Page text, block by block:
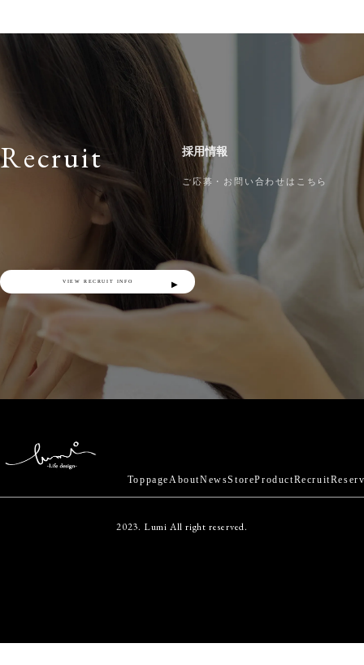
Recruit
VIEW RECRUIT INFO ▶︎
採用情報
ご応募・お問い合わせはこちら
ToppageAboutNewsStoreProductRecruit
2023. Lumi All right reserved.